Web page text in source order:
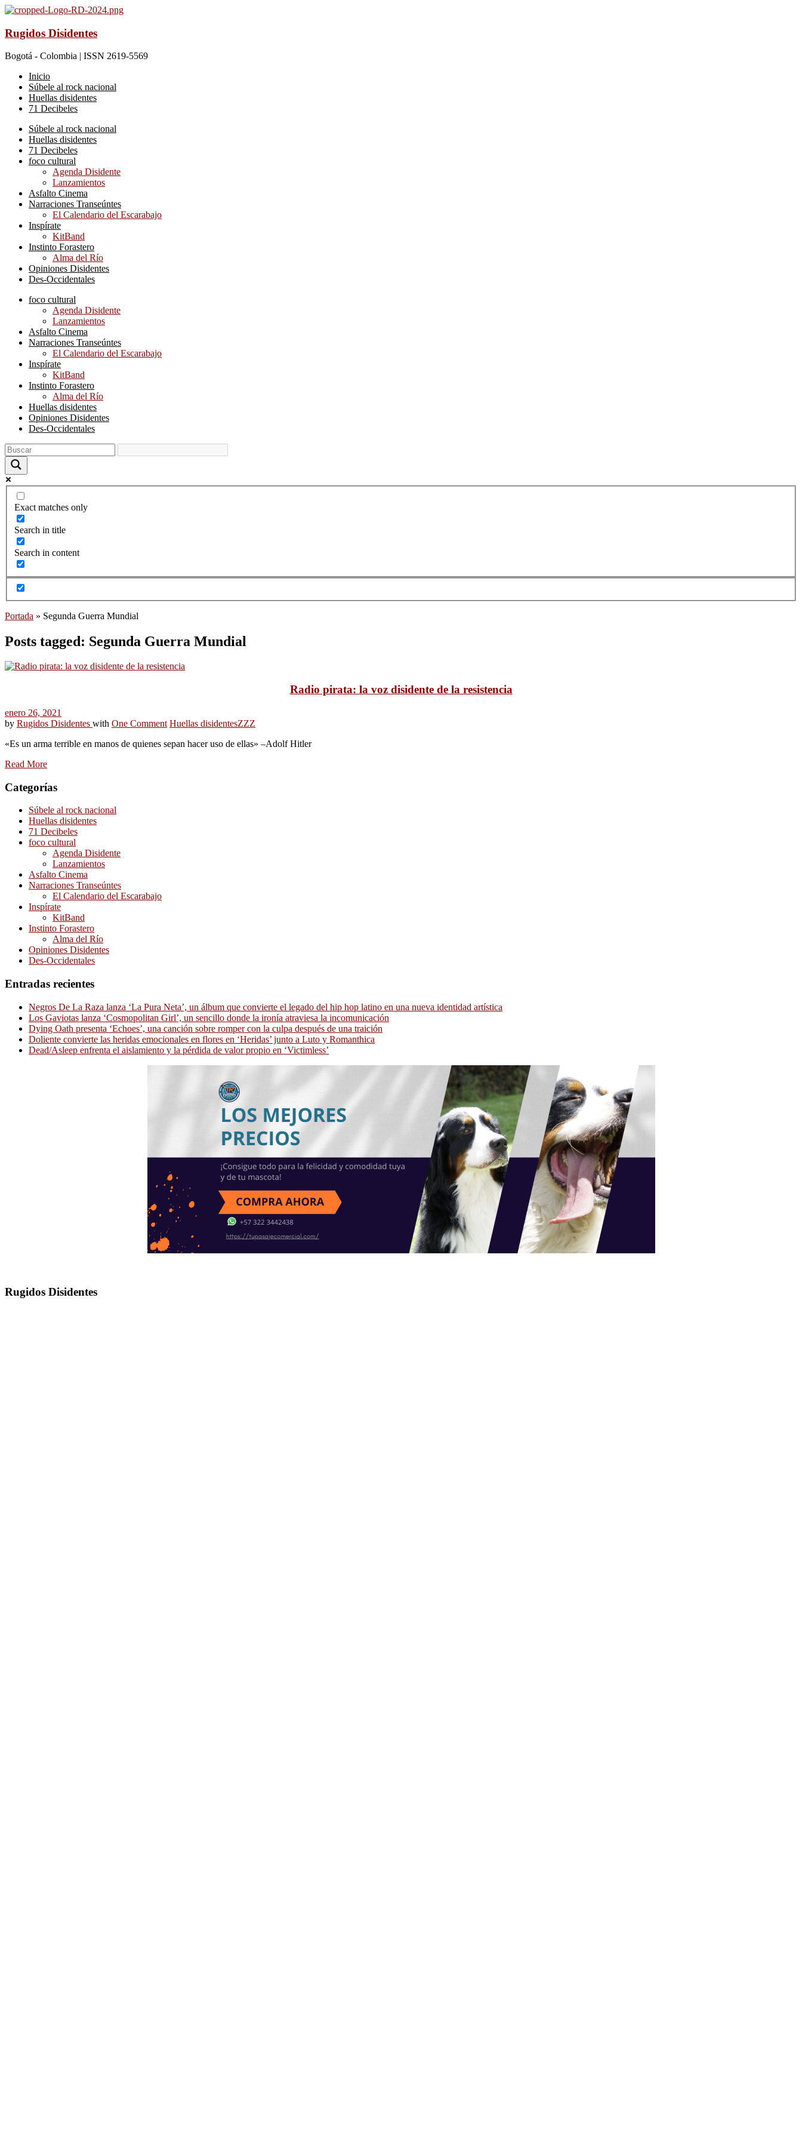
Rugidos Disidentes
Bogotá - Colombia | ISSN 2619-5569
Inicio
Súbele al rock nacional
Huellas disidentes
71 Decibeles
Súbele al rock nacional
Huellas disidentes
71 Decibeles
foco cultural
Agenda Disidente
Lanzamientos
Asfalto Cinema
Narraciones Transeúntes
El Calendario del Escarabajo
Inspírate
KitBand
Instinto Forastero
Alma del Río
Opiniones Disidentes
Des-Occidentales
foco cultural
Agenda Disidente
Lanzamientos
Asfalto Cinema
Narraciones Transeúntes
El Calendario del Escarabajo
Inspírate
KitBand
Instinto Forastero
Alma del Río
Huellas disidentes
Opiniones Disidentes
Des-Occidentales
Exact matches only
Search in title
Search in content
Portada » Segunda Guerra Mundial
Posts tagged: Segunda Guerra Mundial
Radio pirata: la voz disidente de la resistencia
enero 26, 2021
by Rugidos Disidentes with One Comment Huellas disidentesZZZ
«Es un arma terrible en manos de quienes sepan hacer uso de ellas» –Adolf Hitler
Read More
Categorías
Súbele al rock nacional
Huellas disidentes
71 Decibeles
foco cultural
Agenda Disidente
Lanzamientos
Asfalto Cinema
Narraciones Transeúntes
El Calendario del Escarabajo
Inspírate
KitBand
Instinto Forastero
Alma del Río
Opiniones Disidentes
Des-Occidentales
Entradas recientes
Negros De La Raza lanza ‘La Pura Neta’, un álbum que convierte el legado del hip hop latino en una nueva identidad artística
Los Gaviotas lanza ‘Cosmopolitan Girl’, un sencillo donde la ironía atraviesa la incomunicación
Dying Oath presenta ‘Echoes’, una canción sobre romper con la culpa después de una traición
Doliente convierte las heridas emocionales en flores en ‘Heridas’ junto a Luto y Romanthica
Dead/Asleep enfrenta el aislamiento y la pérdida de valor propio en ‘Victimless’
Rugidos Disidentes